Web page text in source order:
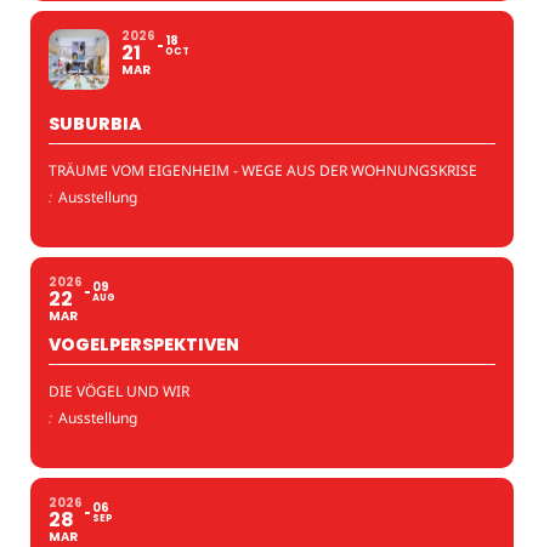
2026
21
MAR
18
OCT
SUBURBIA
TRÄUME VOM EIGENHEIM - WEGE AUS DER WOHNUNGSKRISE
: Ausstellung
2026
22
MAR
09
AUG
VOGELPERSPEKTIVEN
DIE VÖGEL UND WIR
: Ausstellung
2026
28
MAR
06
SEP